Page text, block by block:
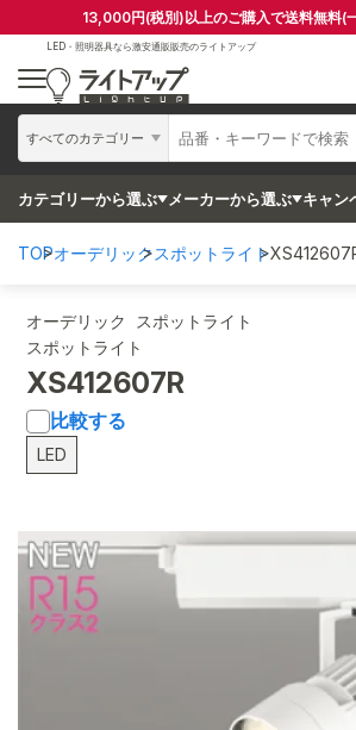
13,000円(税別)以上のご購入で送料無料(
LED・照明器具なら激安通販販売のライトアップ
すべてのカテゴリー
カテゴリーから選ぶ メーカーから選ぶ キャン
TOPオーデリックスポットライト
オーデリック スポットライト
スポットライト
XS412607R
比較する
LED